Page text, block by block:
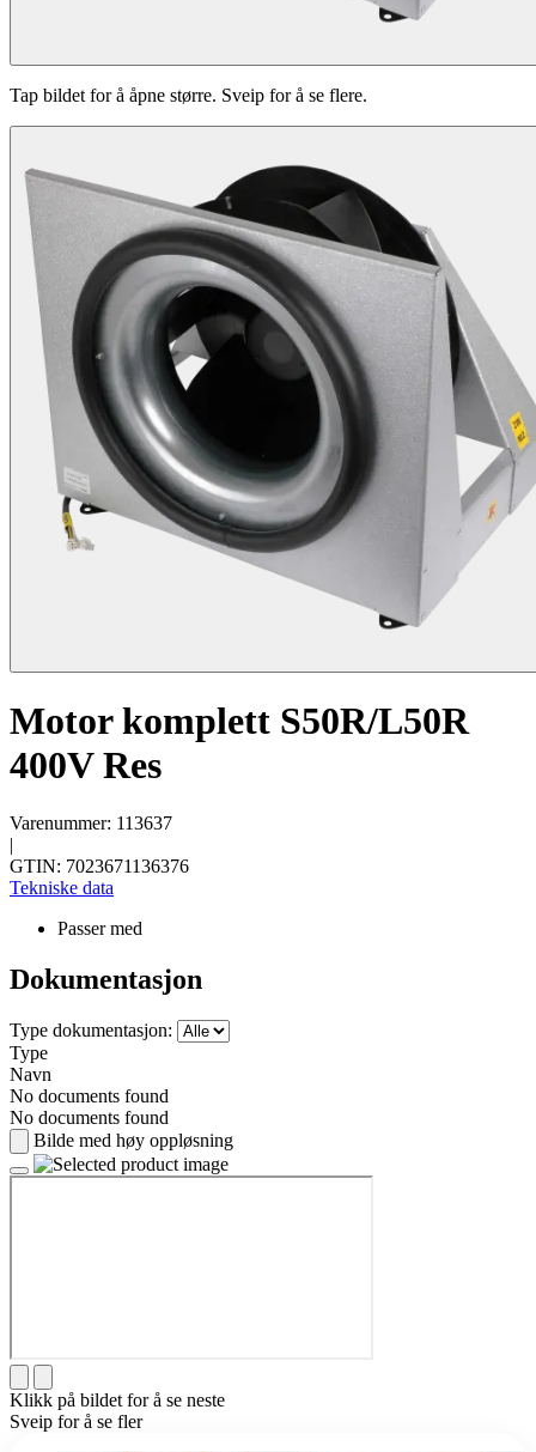
Tap bildet for å åpne større. Sveip for å se flere.
Motor komplett S50R/L50R
400V Res
Varenummer: 113637
|
GTIN: 7023671136376
Tekniske data
Passer med
Dokumentasjon
Type dokumentasjon:
Type
Navn
No documents found
No documents found
Bilde med høy oppløsning
Klikk på bildet for å se neste
Sveip for å se fler